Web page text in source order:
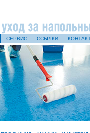
СЕРВИС ССЫЛКИ